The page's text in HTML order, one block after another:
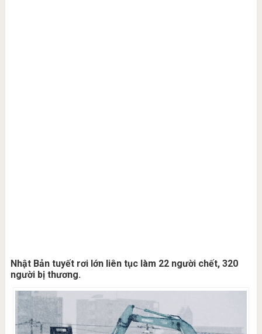
Nhật Bản tuyết rơi lớn liên tục làm 22 người chết, 320
người bị thương.